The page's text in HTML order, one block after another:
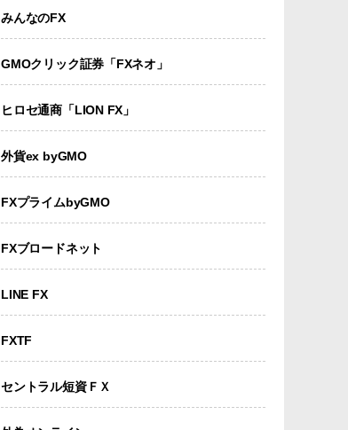
みんなのFX
GMOクリック証券「FXネオ」
ヒロセ通商「LION FX」
外貨ex byGMO
FXプライムbyGMO
FXブロードネット
LINE FX
FXTF
セントラル短資ＦＸ